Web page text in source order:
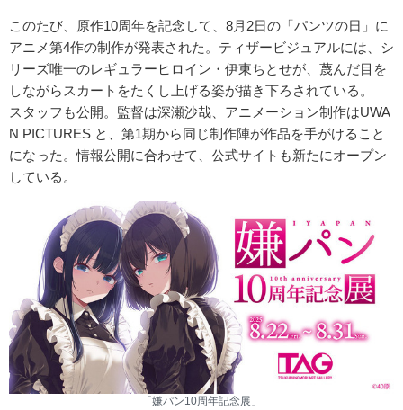
このたび、原作10周年を記念して、8月2日の「パンツの日」に
アニメ第4作の制作が発表された。ティザービジュアルには、シ
リーズ唯一のレギュラーヒロイン・伊東ちとせが、蔑んだ目を
しながらスカートをたくし上げる姿が描き下ろされている。
スタッフも公開。監督は深瀬沙哉、アニメーション制作はUWA
N PICTURES と、第1期から同じ制作陣が作品を手がけること
になった。情報公開に合わせて、公式サイトも新たにオープン
している。
「嫌パン10周年記念展」